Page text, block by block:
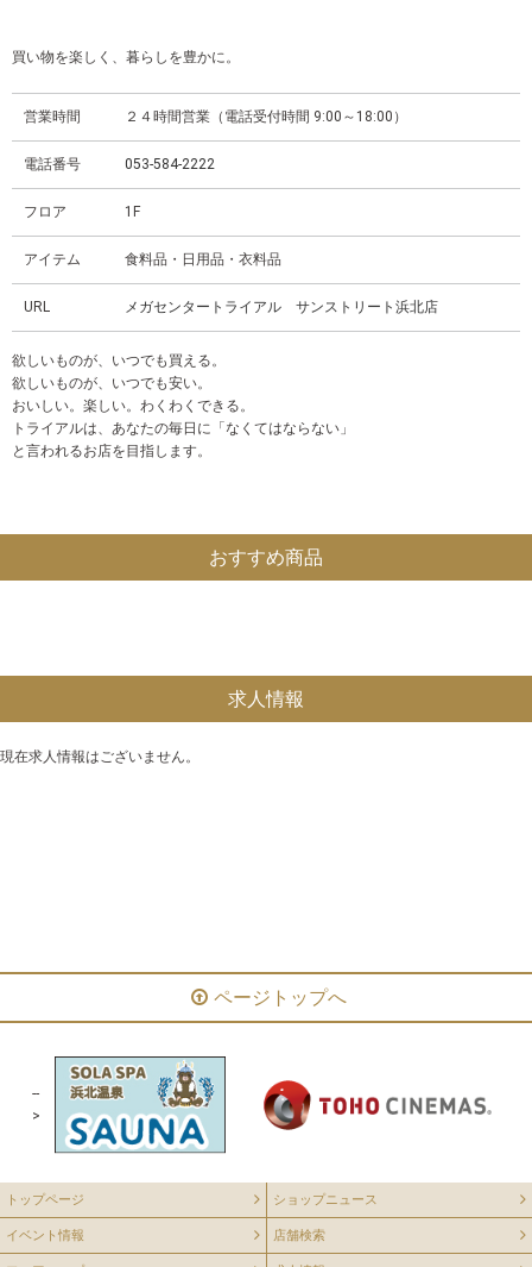
買い物を楽しく、暮らしを豊かに。
営業時間 ２４時間営業（電話受付時間 9:00～18:00）
電話番号 053-584-2222
フロア 1F
アイテム 食料品・日用品・衣料品
URL メガセンタートライアル サンストリート浜北店
欲しいものが、いつでも買える。
欲しいものが、いつでも安い。
おいしい。楽しい。わくわくできる。
トライアルは、あなたの毎日に「なくてはならない」
と言われるお店を目指します。
おすすめ商品
求人情報
現在求人情報はございません。
ページトップへ
--
>
トップページ ショップニュース
イベント情報 店舗検索